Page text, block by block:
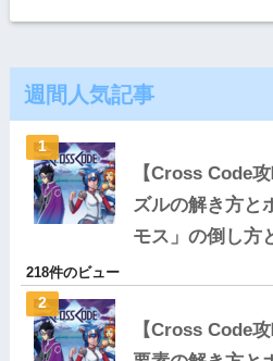
週間人気記事
【Cross Code
ズルの解き方と
モス」の倒し方
218件のビュー
【Cross Code